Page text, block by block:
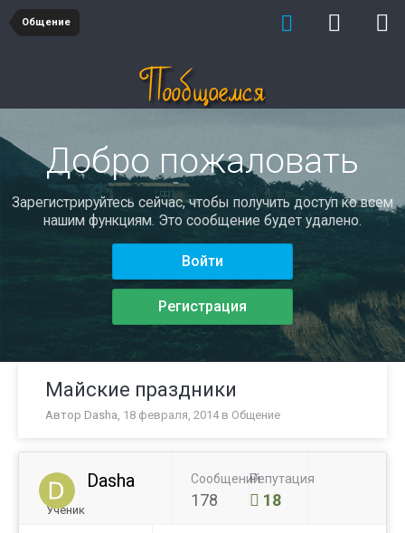
Общение
Добро пожаловать
Зарегистрируйтесь сейчас, чтобы получить доступ ко всем
нашим функциям. Это сообщение будет удалено.
Войти
Регистрация
Майские праздники
Автор Dasha, 18 февраля, 2014в Общение
Dasha
Ученик
Сообщений
178
Репутация
18